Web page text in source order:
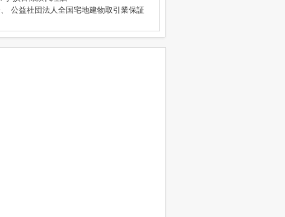
公益社団法人全国宅地建物取引業保証